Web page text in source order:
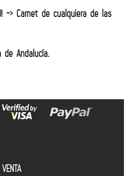
-> Carnet de cualquiera de las
Andalucía.